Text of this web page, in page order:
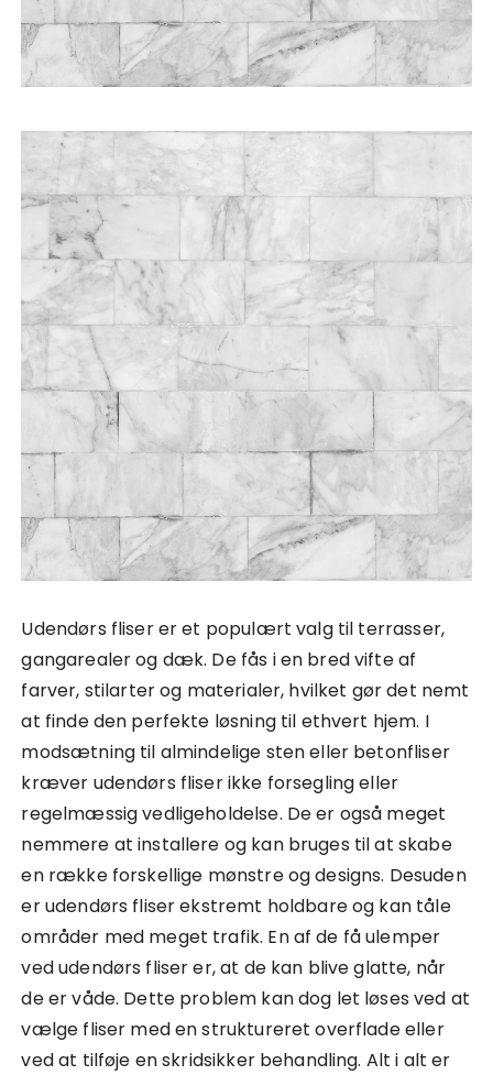
Udendørs fliser er et populært valg til terrasser,
gangarealer og dæk. De fås i en bred vifte af
farver, stilarter og materialer, hvilket gør det nemt
at finde den perfekte løsning til ethvert hjem. I
modsætning til almindelige sten eller betonfliser
kræver udendørs fliser ikke forsegling eller
regelmæssig vedligeholdelse. De er også meget
nemmere at installere og kan bruges til at skabe
en række forskellige mønstre og designs. Desuden
er udendørs fliser ekstremt holdbare og kan tåle
områder med meget trafik. En af de få ulemper
ved udendørs fliser er, at de kan blive glatte, når
de er våde. Dette problem kan dog let løses ved at
vælge fliser med en struktureret overflade eller
ved at tilføje en skridsikker behandling. Alt i alt er